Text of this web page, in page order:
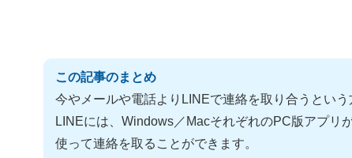
この記事のまとめ
今やメールや電話よりLINEで連絡を取り合うという
LINEには、Windows／MacそれぞれのPC版アプリ
使って連絡を取ることができます。